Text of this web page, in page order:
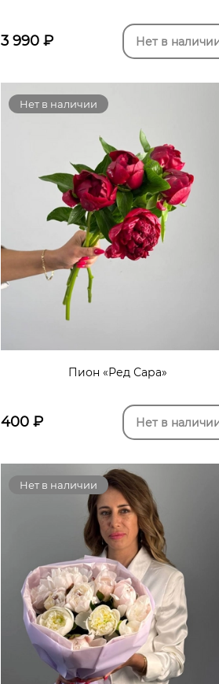
3 990₽ Нет в
Нет в наличии
Пион «Ред Сара»
400₽ Нет в
Нет в наличии